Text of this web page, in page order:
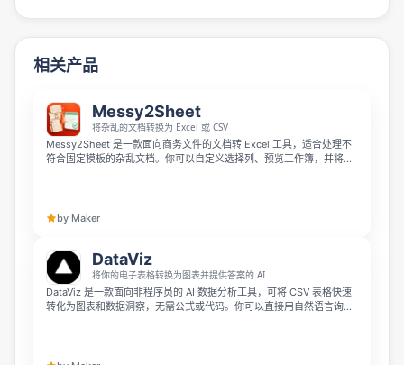
相关产品
Messy2Sheet
将杂乱的文档转换为 Excel 或 CSV
Messy2Sheet 是一款面向商务文件的文档转 Excel 工具，适合处理不
符合固定模板的杂乱文档。你可以自定义选择列、预览工作簿，并将结
by Maker
DataViz
将你的电子表格转换为图表并提供答案的 AI
DataViz 是一款面向非程序员的 AI 数据分析工具，可将 CSV 表格快速
转化为图表和数据洞察，无需公式或代码。你可以直接用自然语言询问